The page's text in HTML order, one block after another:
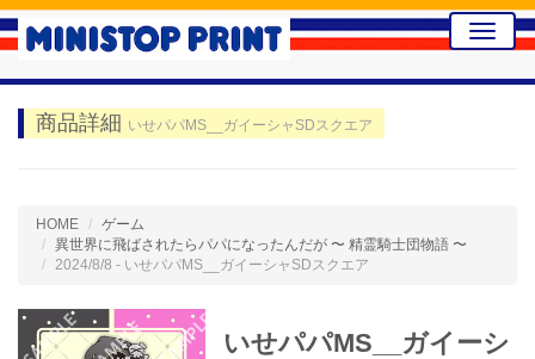
Toggle
商品詳細 いせパパMS__ガイーシャSDスクエア
HOME
ゲーム
異世界に飛ばされたらパパになったんだが 〜 精霊騎士団物語 〜
2024/8/8 - いせパパMS__ガイーシャSDスクエア
いせパパMS__ガイーシ